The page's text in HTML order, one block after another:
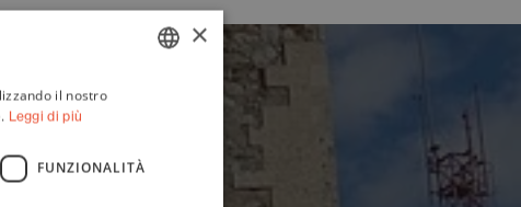
×
il nostro
Leggi di più
FUNZIONALITÀ